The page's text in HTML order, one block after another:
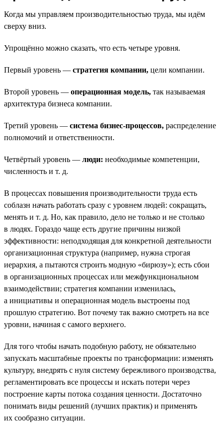
Когда мы управляем производительностью труда, мы идём
сверху вниз.
Упрощённо можно сказать, что есть четыре уровня.
Первый уровень — стратегия компании, цели компании.
Второй уровень — операционная модель, так называемая
архитектура бизнеса компании.
Третий уровень — система бизнес-процессов, распределение
полномочий и ответственности.
Четвёртый уровень — люди: необходимые компетенции,
численность и т. д.
В процессах повышения производительности труда есть
соблазн начать работать сразу с уровнем людей: сокращать,
менять и т. д. Но, как правило, дело не только и не столько
в людях. Гораздо чаще есть другие причины низкой
эффективности: неподходящая для конкретной деятельности
организационная структура (например, нужна строгая
иерархия, а пытаются строить модную «бирюзу»); есть сбои
в организационных процессах или межфункциональном
взаимодействии; стратегия компании изменилась,
а инициативы и операционная модель выстроены под
прошлую стратегию. Вот почему так важно смотреть на все
уровни, начиная с самого верхнего.
Для того чтобы начать подобную работу, не обязательно
запускать масштабные проекты по трансформации: изменять
культуру, внедрять с нуля систему бережливого производства,
регламентировать все процессы и искать потери через
построение карты потока создания ценности. Достаточно
понимать виды решений (лучших практик) и применять
их сообразно ситуации.